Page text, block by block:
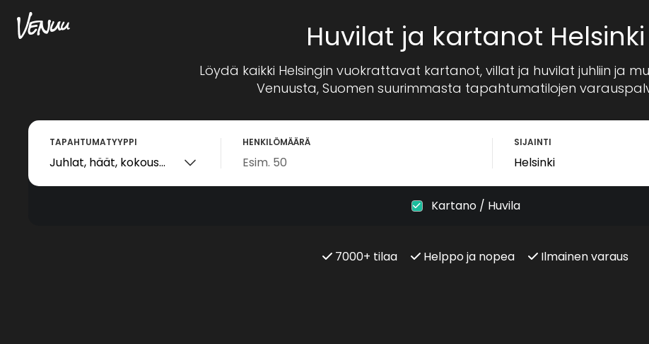
Huvilat ja kartanot Helsinki
Löydä kaikki Helsingin vuokrattavat kartanot, villat ja huvilat juhliin ja
Venuusta, Suomen suurimmasta tapahtumatilojen
TAPAHTUMATYYPPI HENKILÖMÄÄRÄ SIJAINTI
Kartano / Huvila
7000+ tilaa Helppo ja nopea Ilmainen varaus